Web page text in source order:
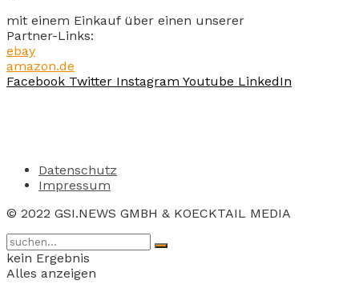
mit einem Einkauf über einen unserer
Partner-Links:
ebay
amazon.de
Facebook Twitter Instagram Youtube LinkedIn
Datenschutz
Impressum
© 2022 GSI.NEWS GMBH & KOECKTAIL MEDIA
kein Ergebnis
Alles anzeigen